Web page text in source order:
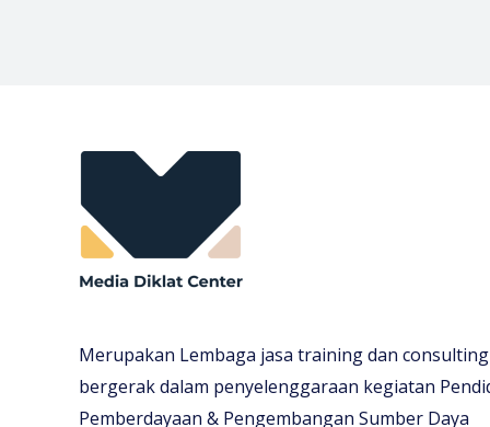
Merupakan Lembaga jasa training dan
bergerak dalam penyelenggaraan kegiatan
Pemberdayaan & Pengembangan Sumber Daya